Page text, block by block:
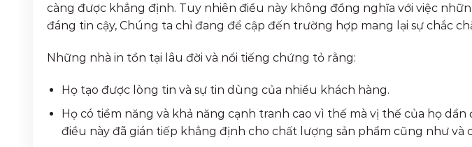
càng được khẳng định. Tuy nhiên điều này không đồng nghĩa với việc
đáng tin cậy, Chúng ta chỉ đang để cập đến trường hợp mang lại sự chắc
Những nhà in tồn tại lâu đời và nổi tiếng chứng tỏ rằng:
Họ tạo được lòng tin và sự tin dùng của nhiều khách hàng.
Họ có tiềm năng và khả năng cạnh tranh cao vì thế mà vị thế của họ
điều này đã gián tiếp khẳng định cho chất lượng sản phẩm cũng như và